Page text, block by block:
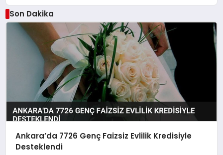
Son Dakika
Ankara’da 7726 Genç Faizsiz Evlilik Kredisiyle
Desteklendi